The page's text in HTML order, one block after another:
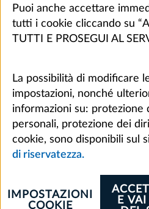
Puoi anche accettare
tutti i cookie cliccando su
TUTTI E PROSEGUI AL
La possibilità di modificare
impostazioni, nonché
informazioni su: protezione
personali, protezione dei
cookie, sono disponibili sul
di riservatezza.
E
IMPOSTAZIONI
COOKIE